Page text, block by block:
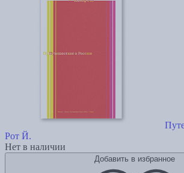
Рот Й.
Нет в наличии
Добавить в избранное